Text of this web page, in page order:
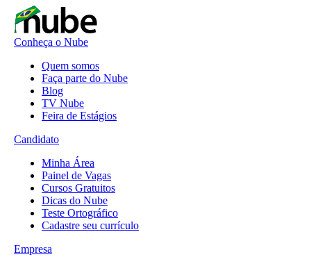
Conheça o Nube
Quem somos
Faça parte do Nube
Blog
TV Nube
Feira de Estágios
Candidato
Minha Área
Painel de Vagas
Cursos Gratuitos
Dicas do Nube
Teste Ortográfico
Cadastre seu currículo
Empresa